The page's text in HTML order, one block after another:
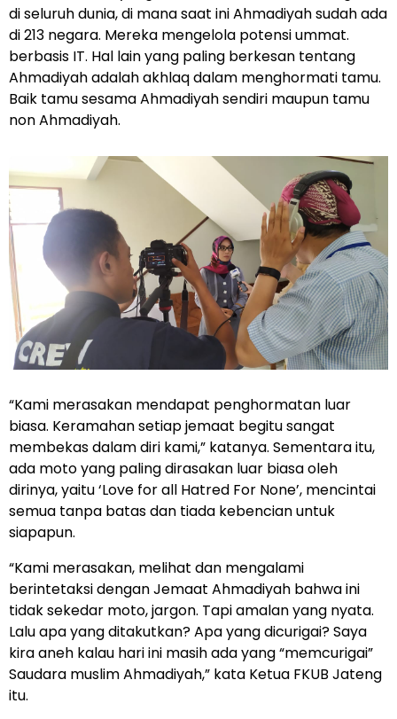
di seluruh dunia, di mana saat ini Ahmadiyah sudah ada
di 213 negara. Mereka mengelola potensi ummat.
berbasis IT. Hal lain yang paling berkesan tentang
Ahmadiyah adalah akhlaq dalam menghormati tamu.
Baik tamu sesama Ahmadiyah sendiri maupun tamu
non Ahmadiyah.
“Kami merasakan mendapat penghormatan luar
biasa. Keramahan setiap jemaat begitu sangat
membekas dalam diri kami,” katanya. Sementara itu,
ada moto yang paling dirasakan luar biasa oleh
dirinya, yaitu ‘Love for all Hatred For None’, mencintai
semua tanpa batas dan tiada kebencian untuk
siapapun.
“Kami merasakan, melihat dan mengalami
berintetaksi dengan Jemaat Ahmadiyah bahwa ini
tidak sekedar moto, jargon. Tapi amalan yang nyata.
Lalu apa yang ditakutkan? Apa yang dicurigai? Saya
kira aneh kalau hari ini masih ada yang “memcurigai”
Saudara muslim Ahmadiyah,” kata Ketua FKUB Jateng
itu.